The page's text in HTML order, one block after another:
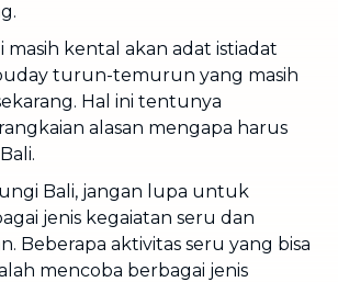
masih kental akan adat istiadat
turun-temurun yang masih
Hal ini tentunya
alasan mengapa harus
Bali, jangan lupa untuk
jenis kegaiatan seru dan
Beberapa aktivitas seru yang bisa
mencoba berbagai jenis